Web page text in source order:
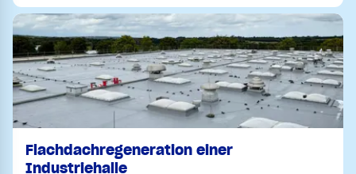
Flachdachregeneration einer
Industriehalle